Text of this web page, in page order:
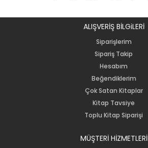
ALIŞVERİŞ BİLGiLERİ
Siparişlerim
Sipariş Takip
Hesabım
Beğendiklerim
Çok Satan Kitaplar
Kitap Tavsiye
Toplu Kitap Siparişi
MÜŞTERİ HİZMETLERİ